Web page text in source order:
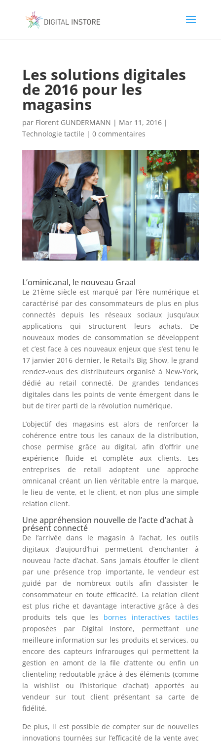
Les solutions digitales
de 2016 pour les
magasins
par Florent GUNDERMANN | Mar 11, 2016|
Technologie tactile | 0 commentaires
L’ominicanal, le nouveau Graal
Le 21ème siècle est marqué par l’ère numérique et
caractérisé par des consommateurs de plus en plus
connectés depuis les réseaux sociaux jusqu’aux
applications qui structurent leurs achats. De
nouveaux modes de consommation se développent
et c’est face à ces nouveaux enjeux que s’est tenu le
17 janvier 2016 dernier, le Retail’s Big Show, le grand
rendez-vous des distributeurs organisé à New-York,
dédié au retail connecté. De grandes tendances
digitales dans les points de vente émergent dans le
but de tirer parti de la révolution numérique.
L’objectif des magasins est alors de renforcer la
cohérence entre tous les canaux de la distribution,
chose permise grâce au digital, afin d’offrir une
expérience fluide et complète aux clients. Les
entreprises de retail adoptent une approche
omnicanal créant un lien véritable entre la marque,
le lieu de vente, et le client, et non plus une simple
relation client.
Une appréhension nouvelle de l’acte d’achat à
présent connecté
De l’arrivée dans le magasin à l’achat, les outils
digitaux d’aujourd’hui permettent d’enchanter à
nouveau l’acte d’achat. Sans jamais étouffer le client
par une présence trop importante, le vendeur est
guidé par de nombreux outils afin d’assister le
consommateur en toute efficacité. La relation client
est plus riche et davantage interactive grâce à des
produits tels que les bornes interactives tactiles
proposées par Digital Instore, permettant une
meilleure information sur les produits et services, ou
encore des capteurs infrarouges qui permettent la
gestion en amont de la file d’attente ou enfin un
clienteling redoutable grâce à des éléments (comme
la wishlist ou l’historique d’achat) apportés au
vendeur sur tout client présentant sa carte de
fidélité.
De plus, il est possible de compter sur de nouvelles
innovations tournées sur l’efficacité de la vente avec